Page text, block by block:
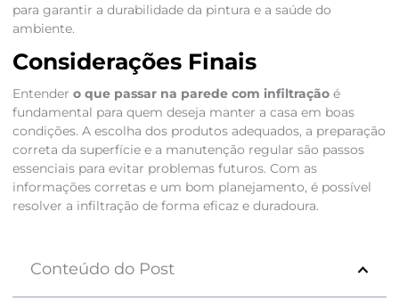
para garantir a durabilidade da pintura e a saúde do
ambiente.
Considerações Finais
Entender o que passar na parede com infiltraçãoé
fundamental para quem deseja manter a casa em boas
condições. A escolha dos produtos adequados, a preparação
correta da superfície e a manutenção regular são passos
essenciais para evitar problemas futuros. Com as
informações corretas e um bom planejamento, é possível
resolver a infiltração de forma eficaz e duradoura.
Conteúdo do Post